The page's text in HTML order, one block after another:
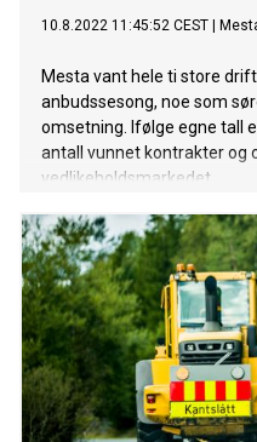
10.8.2022 11:45:52 CEST
Mesta vant hele ti store
anbudssesong, noe som
omsetning. Ifølge egne tall
antall vunnet kontrakter og
vedlikeholdsmarkedet.